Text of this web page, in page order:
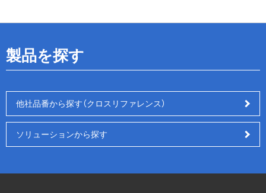
製品を探す
他社品番から探す（クロスリファレンス）
ソリューションから探す